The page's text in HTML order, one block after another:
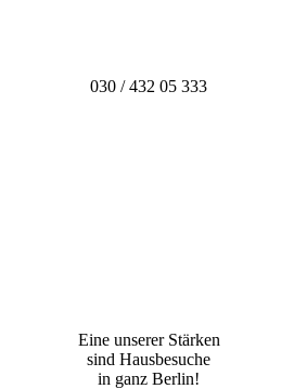
030 / 432 05 333
Eine unserer Stärken
sind Hausbesuche
in ganz Berlin!